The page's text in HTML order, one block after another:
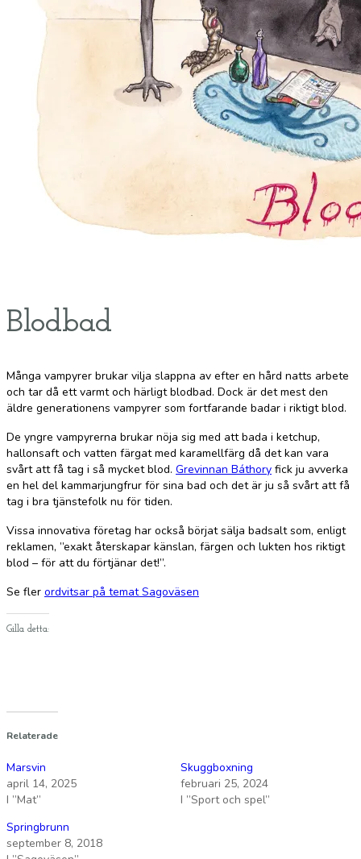
Blodbad
Många vampyrer brukar vilja slappna av efter en hård natts arbete
och tar då ett varmt och härligt blodbad. Dock är det mest den
äldre generationens vampyrer som fortfarande badar i riktigt blod.
De yngre vampyrerna brukar nöja sig med att bada i ketchup,
hallonsaft och vatten färgat med karamellfärg då det kan vara
svårt att få tag i så mycket blod. Grevinnan Báthory fick ju avverka
en hel del kammarjungfrur för sina bad och det är ju så svårt att få
tag i bra tjänstefolk nu för tiden.
Vissa innovativa företag har också börjat sälja badsalt som, enligt
reklamen, ”exakt återskapar känslan, färgen och lukten hos riktigt
blod – för att du förtjänar det!”.
Se fler ordvitsar på temat Sagoväsen
Gilla detta:
Relaterade
Marsvin
april 14, 2025
I ”Mat”
Skuggboxning
februari 25, 2024
I ”Sport och spel”
Springbrunn
september 8, 2018